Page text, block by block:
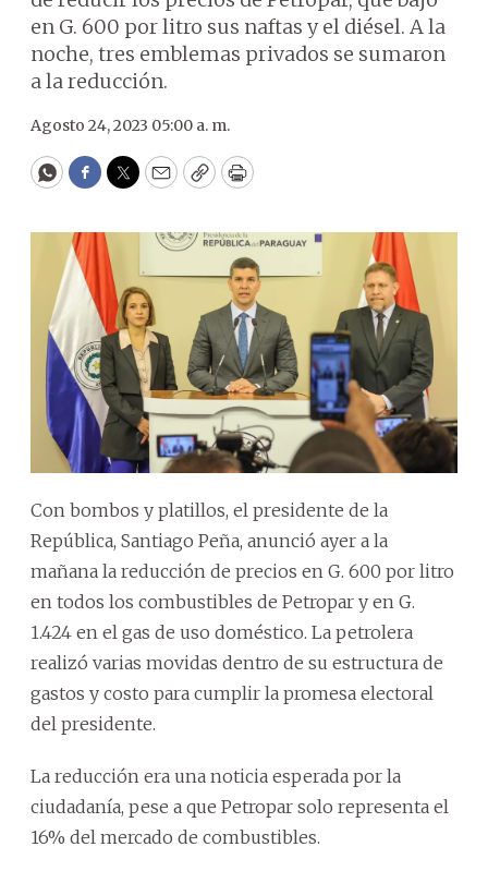
en G. 600 por litro sus naftas y el diésel. A la
noche, tres emblemas privados se sumaron
a la reducción.
Agosto 24, 2023 05:00 a. m.
WhatsApp
Facebook
Twitter
EmailCopyPrint
Con bombos y platillos, el presidente de la
República, Santiago Peña, anunció ayer a la
mañana la reducción de precios en G. 600 por litro
en todos los combustibles de Petropar y en G.
1.424 en el gas de uso doméstico. La petrolera
realizó varias movidas dentro de su estructura de
gastos y costo para cumplir la promesa electoral
del presidente.
La reducción era una noticia esperada por la
ciudadanía, pese a que Petropar solo representa el
16% del mercado de combustibles.